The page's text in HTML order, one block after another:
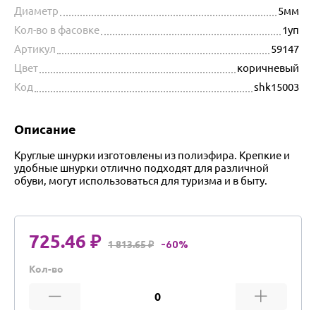
Диаметр
5мм
Кол-во в фасовке
1уп
Артикул
59147
Цвет
коричневый
Код
shk15003
Описание
Круглые шнурки изготовлены из полиэфира. Крепкие и
удобные шнурки отлично подходят для различной
обуви, могут использоваться для туризма и в быту.
725.46 ₽ 1 813.65 ₽ -60%
Кол-во